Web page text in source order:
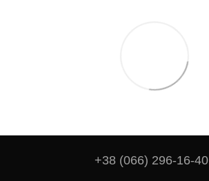
+38 (066) 296-16-40